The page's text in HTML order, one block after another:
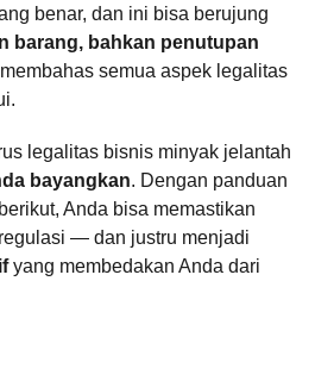
benar, dan ini bisa berujung
barang, bahkan penutupan
semua aspek legalitas
legalitas bisnis minyak jelantah
bayangkan. Dengan panduan
Anda bisa memastikan
— dan justru menjadi
yang membedakan Anda dari